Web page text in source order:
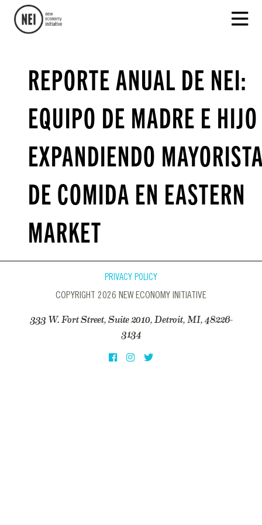
REPORTE ANUAL DE NEI:
EQUIPO DE MADRE E HIJO
EXPANDIENDO
DE COMIDA EN EASTERN
MARKET
PRIVACY POLICY
COPYRIGHT 2026 NEW ECONOMY INITIATIVE
333 W. Fort Street, Suite 2010, Detroit, MI, 48226-
3134